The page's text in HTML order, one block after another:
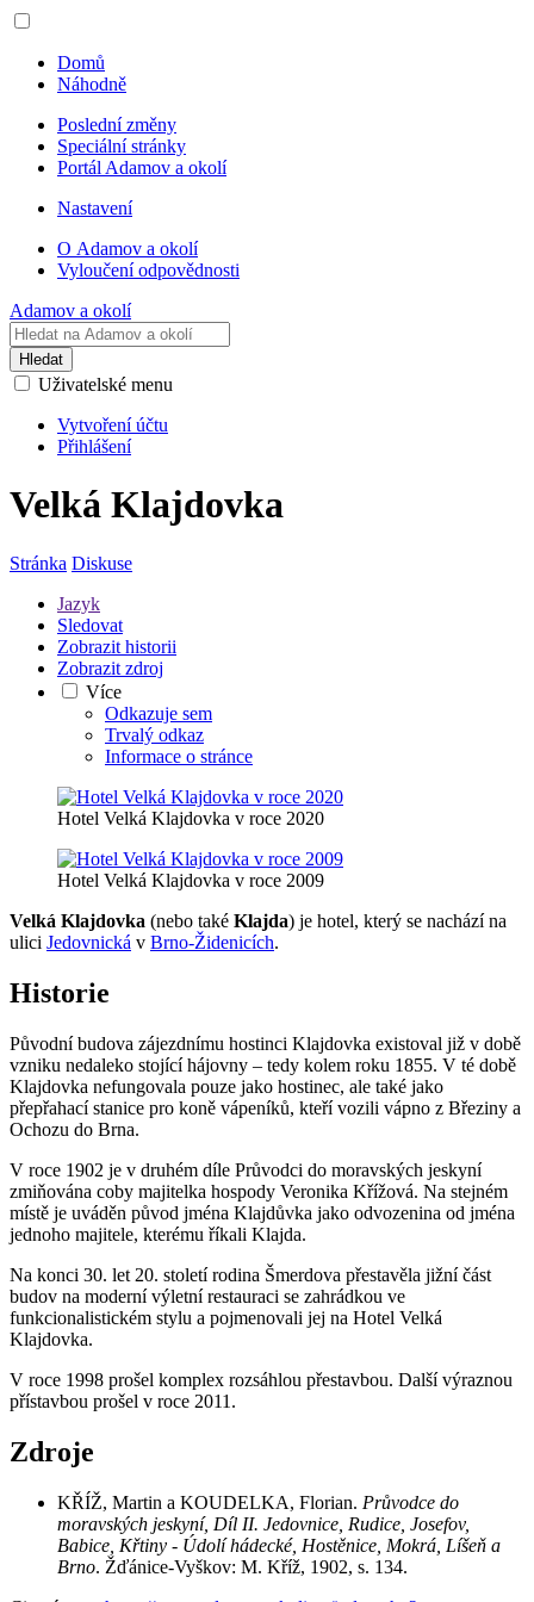
Domů
Náhodně
Poslední změny
Speciální stránky
Portál Adamov a okolí
Nastavení
O Adamov a okolí
Vyloučení odpovědnosti
Adamov a okolí
Hledat
Uživatelské menu
Vytvoření účtu
Přihlášení
Velká Klajdovka
Stránka Diskuse
Jazyk
Sledovat
Zobrazit historii
Zobrazit zdroj
Více
Odkazuje sem
Trvalý odkaz
Informace o stránce
Hotel Velká Klajdovka v roce 2020
Hotel Velká Klajdovka v roce 2009
Velká Klajdovka (nebo také Klajda) je hotel, který se nachází na
ulici Jedovnická v Brno-Židenicích.
Historie
Původní budova zájezdnímu hostinci Klajdovka existoval již v době
vzniku nedaleko stojící hájovny – tedy kolem roku 1855. V té době
Klajdovka nefungovala pouze jako hostinec, ale také jako
přepřahací stanice pro koně vápeníků, kteří vozili vápno z Březiny a
Ochozu do Brna.
V roce 1902 je v druhém díle Průvodci do moravských jeskyní
zmiňována coby majitelka hospody Veronika Křížová. Na stejném
místě je uváděn původ jména Klajdůvka jako odvozenina od jména
jednoho majitele, kterému říkali Klajda.
Na konci 30. let 20. století rodina Šmerdova přestavěla jižní část
budov na moderní výletní restauraci se zahrádkou ve
funkcionalistickém stylu a pojmenovali jej na Hotel Velká
Klajdovka.
V roce 1998 prošel komplex rozsáhlou přestavbou. Další výraznou
přístavbou prošel v roce 2011.
Zdroje
KŘÍŽ, Martin a KOUDELKA, Florian. Průvodce do
moravských jeskyní, Díl II. Jedovnice, Rudice, Josefov,
Babice, Křtiny - Údolí hádecké, Hostěnice, Mokrá, Líšeň a
Brno. Žďánice-Vyškov: M. Kříž, 1902, s. 134.